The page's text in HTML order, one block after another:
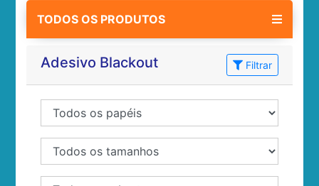
TODOS OS PRODUTOS
Adesivo Blackout Filtrar